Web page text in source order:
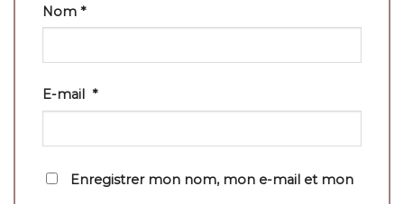
Nom *
E-mail *
Enregistrer mon nom, mon e-mail et mon